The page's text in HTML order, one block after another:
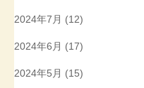
2024年7月 (12)
2024年6月 (17)
2024年5月 (15)